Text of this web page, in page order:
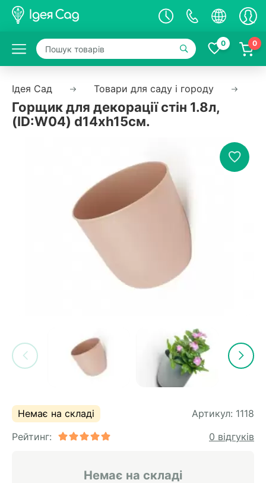
0 0
Ідея Сад Товари для саду і городу
Горщик для декорації стін 1.8л,
(ID:W04) d14хh15см.
Немає на складі Артикул: 1118
Рейтинг:
0 відгуків
Немає на складі